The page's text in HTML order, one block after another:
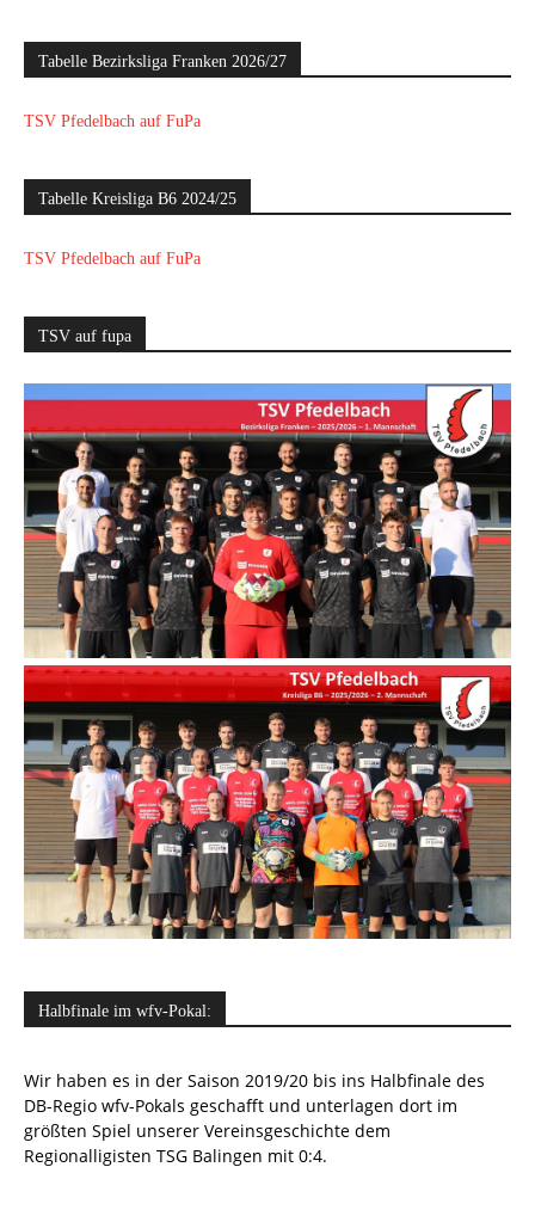
Tabelle Bezirksliga Franken 2026/27
TSV Pfedelbach auf FuPa
Tabelle Kreisliga B6 2024/25
TSV Pfedelbach auf FuPa
TSV auf fupa
Halbfinale im wfv-Pokal:
Wir haben es in der Saison 2019/20 bis ins Halbfinale des
DB-Regio wfv-Pokals geschafft und unterlagen dort im
größten Spiel unserer Vereinsgeschichte dem
Regionalligisten TSG Balingen mit 0:4.